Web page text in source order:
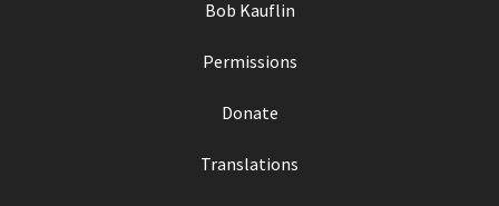
Bob Kauflin
Permissions
Donate
Translations